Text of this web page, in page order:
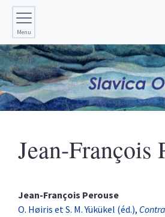
Menu
Jean-François
Jean-François Perouse
O. Høiris et S. M. Yükükel (éd.),